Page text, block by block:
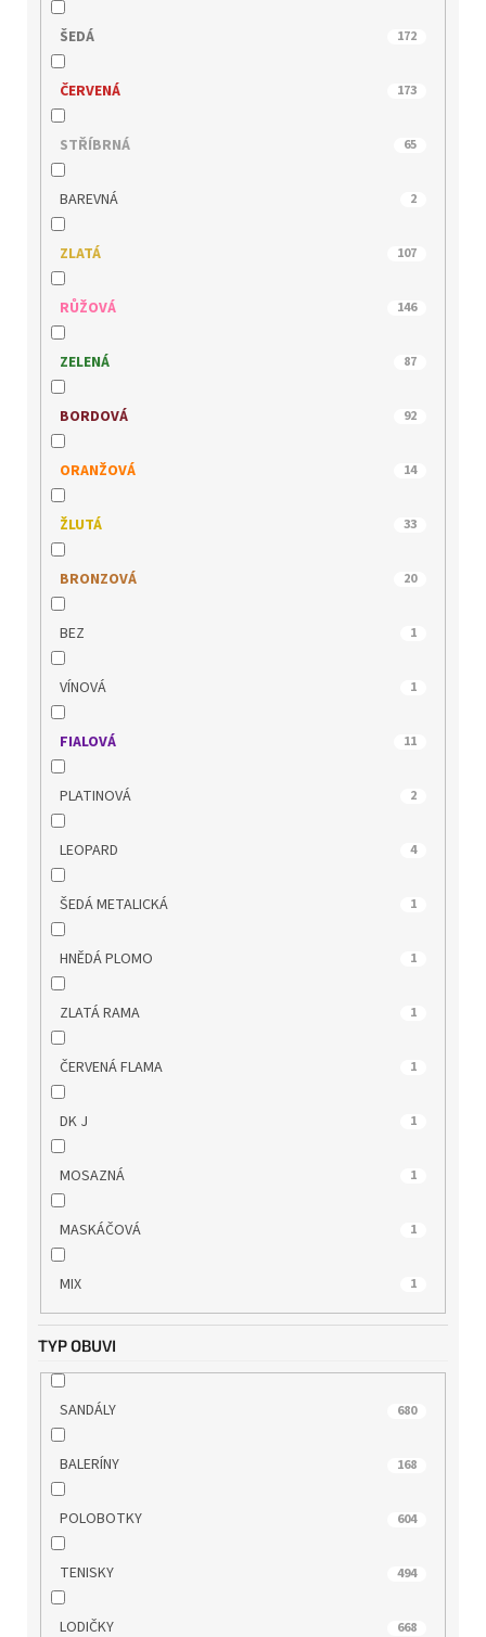
IBERIUS 87
IMAC 44
INBLU 18
JANA 120
JOMA 8
JOSEF SEIBEL 135
KACPER 49
KLOP 108
LEE COOPER 57
MACIEJKA 42
MARCO TOZZI 196
MEDILINE 30
MUSTANG 47
NIK 7
OLYMPIKUS 8
PICCADILLY 150
POWER 17
QUO VADIS 67
REGARDE LE CIEL 42
REMONTE 62
RIDER 32
RIEKER 621
ROCK SPRING 4
s.OLIVER 87
SKECHERS 31
TAMARIS
TBS
TOM TAILOR
WILD
WINK
ŠEDÁ 172
ČERVENÁ 173
STŘÍBRNÁ 65
BAREVNÁ 2
ZLATÁ 107
RŮŽOVÁ 146
ZELENÁ 87
BORDOVÁ 92
ORANŽOVÁ 14
ŽLUTÁ 33
BRONZOVÁ 20
BEZ 1
VÍNOVÁ 1
FIALOVÁ 11
PLATINOVÁ 2
LEOPARD 4
ŠEDÁ METALICKÁ 1
HNĚDÁ PLOMO 1
ZLATÁ RAMA 1
ČERVENÁ FLAMA 1
DK J 1
MOSAZNÁ 1
MASKÁČOVÁ 1
MIX 1
TYP OBUVI
SANDÁLY 680
BALERÍNY 168
POLOBOTKY 604
TENISKY 494
LODIČKY 668